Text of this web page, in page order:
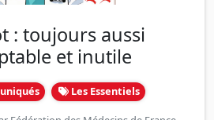
: toujours aussi
et inutile
Les Essentiels